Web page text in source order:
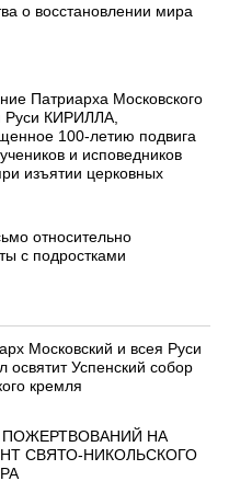
о восстановлении мира
Патриарха Московского
Руси КИРИЛЛА,
100-летию подвига
и исповедников
изъятии церковных
относительно
с подростками
Московский и всея Руси
освятит Успенский собор
кремля
НА
СВЯТО-НИКОЛЬСКОГО